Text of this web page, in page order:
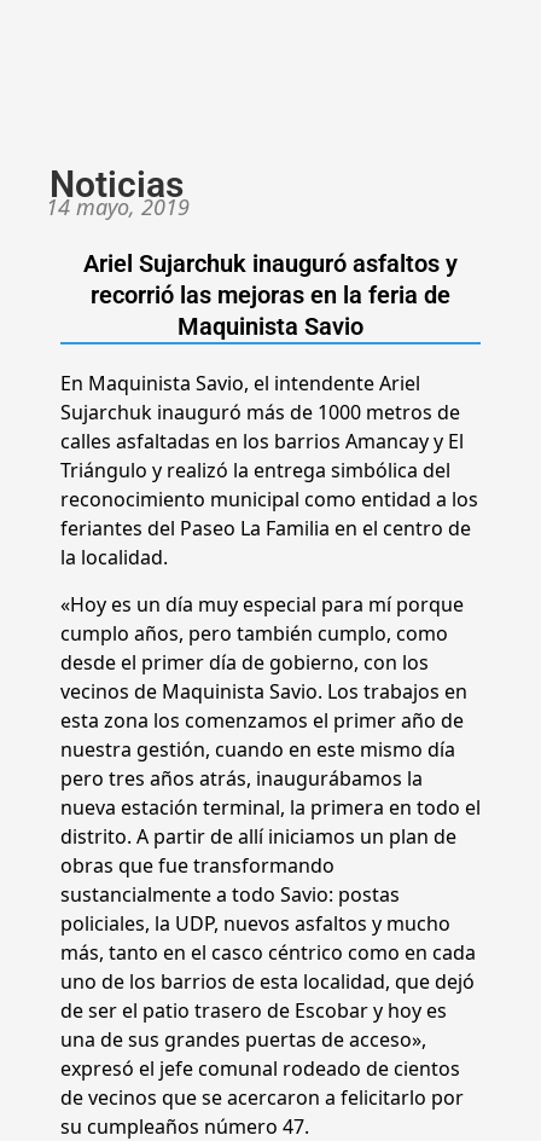
Noticias
14 mayo, 2019
Ariel Sujarchuk inauguró asfaltos y
recorrió las mejoras en la feria de
Maquinista Savio
En Maquinista Savio, el intendente Ariel
Sujarchuk inauguró más de 1000 metros de
calles asfaltadas en los barrios Amancay y El
Triángulo y realizó la entrega simbólica del
reconocimiento municipal como entidad a los
feriantes del Paseo La Familia en el centro de
la localidad.
«Hoy es un día muy especial para mí porque
cumplo años, pero también cumplo, como
desde el primer día de gobierno, con los
vecinos de Maquinista Savio. Los trabajos en
esta zona los comenzamos el primer año de
nuestra gestión, cuando en este mismo día
pero tres años atrás, inaugurábamos la
nueva estación terminal, la primera en todo el
distrito. A partir de allí iniciamos un plan de
obras que fue transformando
sustancialmente a todo Savio: postas
policiales, la UDP, nuevos asfaltos y mucho
más, tanto en el casco céntrico como en cada
uno de los barrios de esta localidad, que dejó
de ser el patio trasero de Escobar y hoy es
una de sus grandes puertas de acceso»,
expresó el jefe comunal rodeado de cientos
de vecinos que se acercaron a felicitarlo por
su cumpleaños número 47.